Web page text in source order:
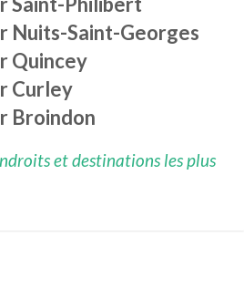
Nuits-Saint-Georges
Quincey
Curley
Broindon
et destinations les plus